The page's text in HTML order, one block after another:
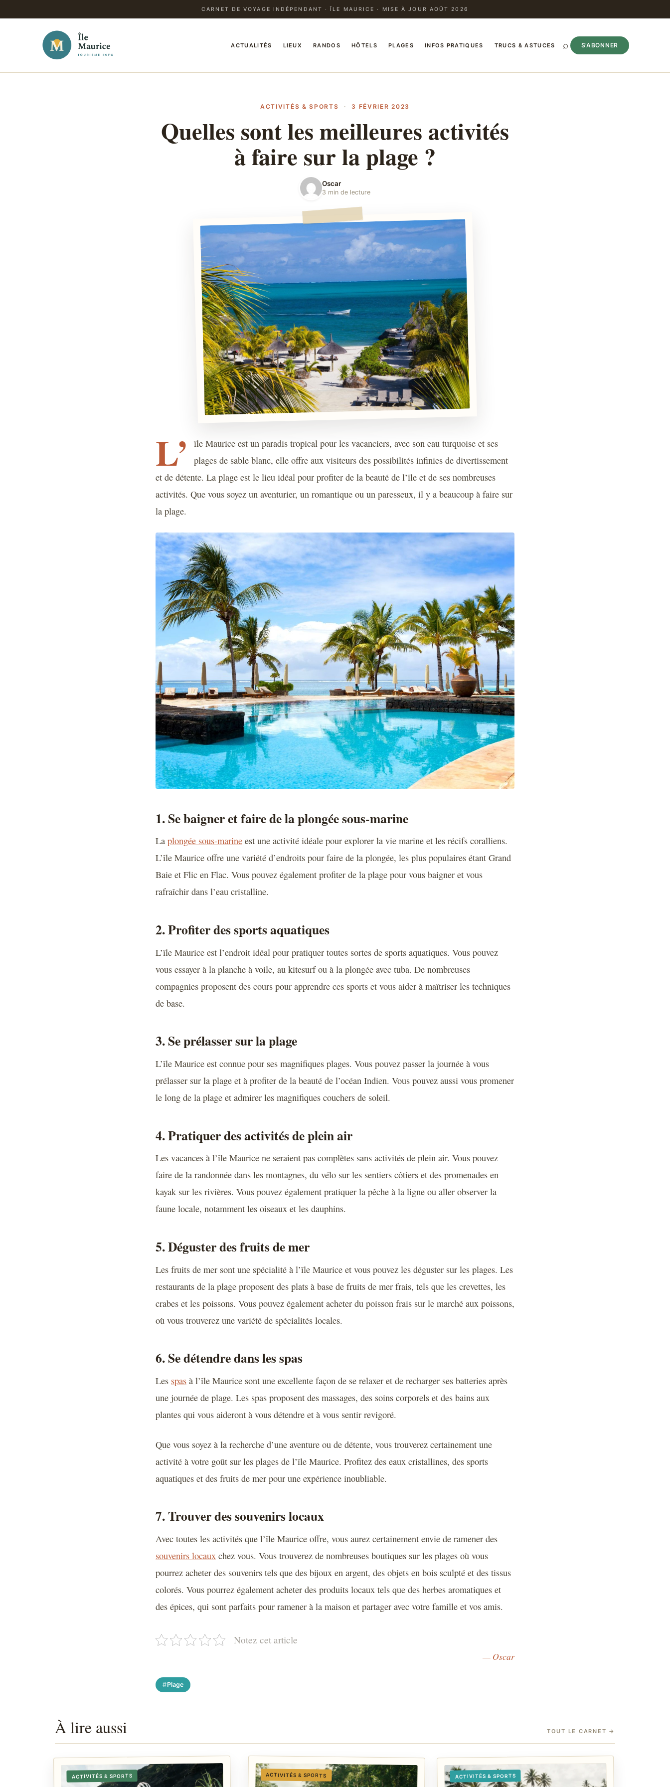
CARNET DE VOYAGE INDÉPENDANT · ÎLE MAURICE · MISE À JOUR AOÛT 2026
ACTUALITÉS LIEUX RANDOS HÔTELS PLAGES INFOS PRATIQUES TRUCS & ASTUCES ⌕ S’ABONNER
ACTIVITÉS & SPORTS · 3 FÉVRIER 2023
Quelles sont les meilleures activités
à faire sur la plage ?
Oscar
3 min de lecture
L’
île Maurice est un paradis tropical pour les vacanciers, avec son eau turquoise et ses
plages de sable blanc, elle offre aux visiteurs des possibilités infinies de divertissement
et de détente. La plage est le lieu idéal pour profiter de la beauté de l’île et de ses nombreuses
activités. Que vous soyez un aventurier, un romantique ou un paresseux, il y a beaucoup à faire sur
la plage.
1. Se baigner et faire de la plongée sous-marine
La plongée sous-marine est une activité idéale pour explorer la vie marine et les récifs coralliens.
L’île Maurice offre une variété d’endroits pour faire de la plongée, les plus populaires étant Grand
Baie et Flic en Flac. Vous pouvez également profiter de la plage pour vous baigner et vous
rafraîchir dans l’eau cristalline.
2. Profiter des sports aquatiques
L’île Maurice est l’endroit idéal pour pratiquer toutes sortes de sports aquatiques. Vous pouvez
vous essayer à la planche à voile, au kitesurf ou à la plongée avec tuba. De nombreuses
compagnies proposent des cours pour apprendre ces sports et vous aider à maîtriser les techniques
de base.
3. Se prélasser sur la plage
L’île Maurice est connue pour ses magnifiques plages. Vous pouvez passer la journée à vous
prélasser sur la plage et à profiter de la beauté de l’océan Indien. Vous pouvez aussi vous promener
le long de la plage et admirer les magnifiques couchers de soleil.
4. Pratiquer des activités de plein air
Les vacances à l’île Maurice ne seraient pas complètes sans activités de plein air. Vous pouvez
faire de la randonnée dans les montagnes, du vélo sur les sentiers côtiers et des promenades en
kayak sur les rivières. Vous pouvez également pratiquer la pêche à la ligne ou aller observer la
faune locale, notamment les oiseaux et les dauphins.
5. Déguster des fruits de mer
Les fruits de mer sont une spécialité à l’île Maurice et vous pouvez les déguster sur les plages. Les
restaurants de la plage proposent des plats à base de fruits de mer frais, tels que les crevettes, les
crabes et les poissons. Vous pouvez également acheter du poisson frais sur le marché aux poissons,
où vous trouverez une variété de spécialités locales.
6. Se détendre dans les spas
Les spas à l’île Maurice sont une excellente façon de se relaxer et de recharger ses batteries après
une journée de plage. Les spas proposent des massages, des soins corporels et des bains aux
plantes qui vous aideront à vous détendre et à vous sentir revigoré.
Que vous soyez à la recherche d’une aventure ou de détente, vous trouverez certainement une
activité à votre goût sur les plages de l’île Maurice. Profitez des eaux cristallines, des sports
aquatiques et des fruits de mer pour une expérience inoubliable.
7. Trouver des souvenirs locaux
Avec toutes les activités que l’île Maurice offre, vous aurez certainement envie de ramener des
souvenirs locaux chez vous. Vous trouverez de nombreuses boutiques sur les plages où vous
pourrez acheter des souvenirs tels que des bijoux en argent, des objets en bois sculpté et des tissus
colorés. Vous pourrez également acheter des produits locaux tels que des herbes aromatiques et
des épices, qui sont parfaits pour ramener à la maison et partager avec votre famille et vos amis.
Notez cet article
— Oscar
Plage
À lire aussi TOUT LE CARNET →
ACTIVITÉS & SPORTS ACTIVITÉS & SPORTS ACTIVITÉS & SPORTS